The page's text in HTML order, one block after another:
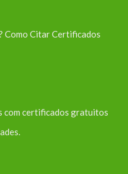
Como Citar Certificados
com certificados gratuitos